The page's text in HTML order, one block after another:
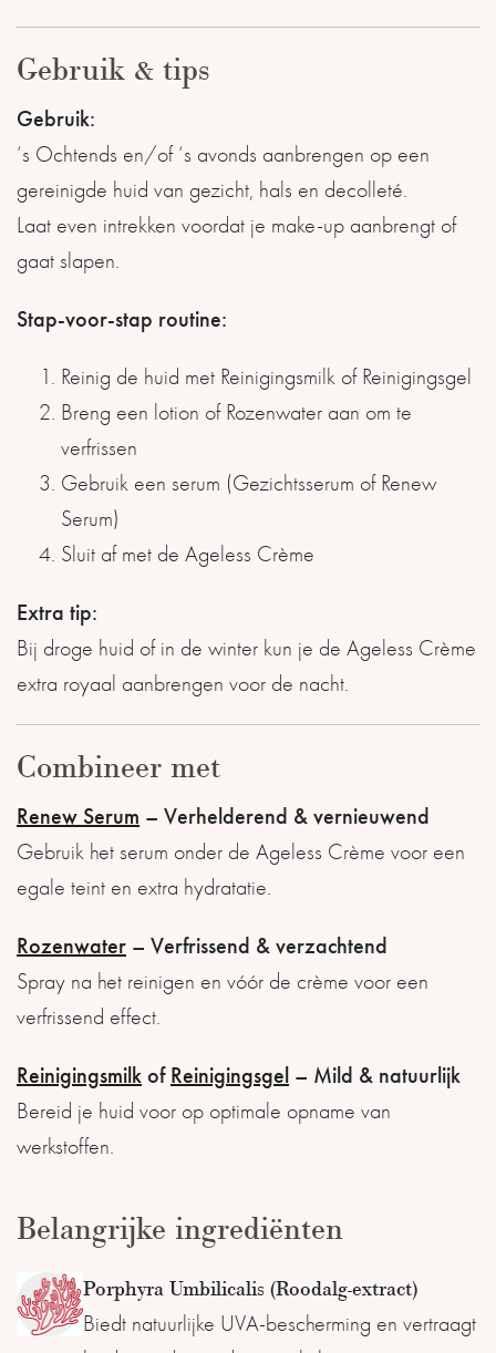
Gebruik & tips
Gebruik:
‘s Ochtends en/of ‘s avonds aanbrengen op een
gereinigde huid van gezicht, hals en decolleté.
Laat even intrekken voordat je make-up aanbrengt of
gaat slapen.
Stap-voor-stap routine:
Reinig de huid met Reinigingsmilk of Reinigingsgel
Breng een lotion of Rozenwater aan om te
verfrissen
Gebruik een serum (Gezichtsserum of Renew
Serum)
Sluit af met de Ageless Crème
Extra tip:
Bij droge huid of in de winter kun je de Ageless Crème
extra royaal aanbrengen voor de nacht.
Combineer met
Renew Serum – Verhelderend & vernieuwend
Gebruik het serum onder de Ageless Crème voor een
egale teint en extra hydratatie.
Rozenwater – Verfrissend & verzachtend
Spray na het reinigen en vóór de crème voor een
verfrissend effect.
Reinigingsmilk of Reinigingsgel – Mild & natuurlijk
Bereid je huid voor op optimale opname van
werkstoffen.
Belangrijke ingrediënten
Porphyra Umbilicalis (Roodalg-extract)
Biedt natuurlijke UVA-bescherming en vertraagt